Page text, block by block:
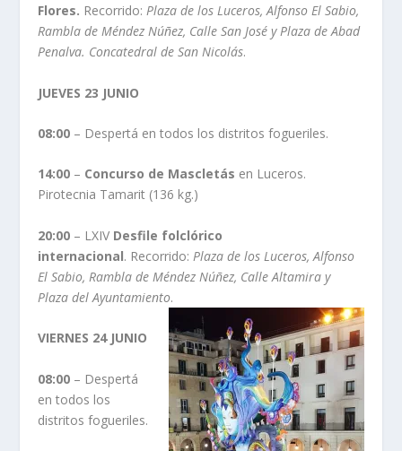
Flores. Recorrido:Plaza de los Luceros, Alfonso El Sabio,
Rambla de Méndez Núñez, Calle San José y Plaza de Abad
Penalva. Concatedral de San Nicolás.
JUEVES 23 JUNIO
08:00 – Despertá en todos los distritos fogueriles.
14:00 – Concurso de Mascletás en Luceros.
Pirotecnia Tamarit (136 kg.)
20:00 – LXIV Desfile folclórico
internacional. Recorrido:Plaza de los Luceros, Alfonso
El Sabio, Rambla de Méndez Núñez, Calle Altamira y
Plaza del Ayuntamiento.
VIERNES 24 JUNIO
08:00 – Despertá
en todos los
distritos fogueriles.